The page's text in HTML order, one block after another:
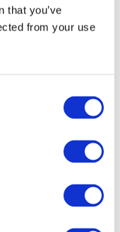
that you’ve
from your use
Заходи